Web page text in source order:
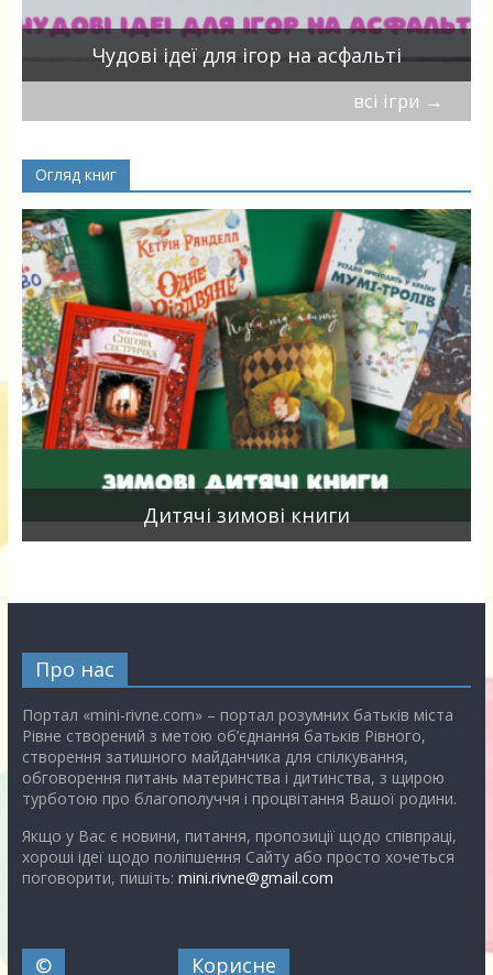
Чудові ідеї для ігор на асфальті
всі ігри →
Огляд книг
Дитячі зимові книги
Про нас
Портал «mini-rivne.com» – портал розумних батьків міста
Рівне створений з метою об’єднання батьків Рівного,
створення затишного майданчика для спілкування,
обговорення питань материнства і дитинства, з щирою
турботою про благополуччя і процвітання Вашої родини.
Якщо у Вас є новини, питання, пропозиції щодо співпраці,
хороші ідеї щодо поліпшення Сайту або просто хочеться
поговорити, пишіть: mini.rivne@gmail.com
© Корисне